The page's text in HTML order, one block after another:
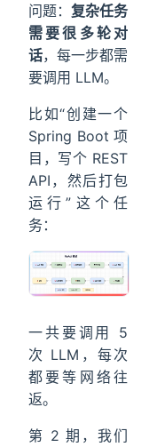
07、和 ReAct 的对比
什么时候用 ReAct
混合使用
08、进阶：并行执行
更智能的规划
规划的自我修正
PaiCLI 如何写到简历上？
问题： 复杂任务
需要很多轮对
话，每一步都需
要调用 LLM。
比如“创建一个
Spring Boot 项
目，写个 REST
API，然后打包
运行”这个任
务：
一共要调用 5
次 LLM，每次
都要等网络往
返。
第 2 期，我们